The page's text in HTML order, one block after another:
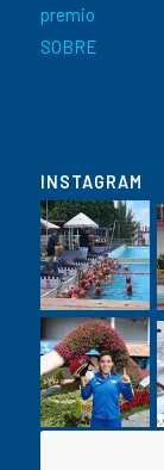
premio
SOBRE
INSTAGRAM